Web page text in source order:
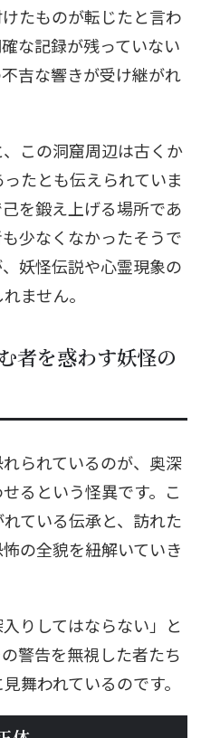
けたものが転じたと言わ
な記録が残っていない
吉な響きが受け継がれ
この洞窟周辺は古くか
たとも伝えられていま
を鍛え上げる場所であ
少なくなかったそうで
妖怪伝説や心霊現象の
ません。
者を惑わす妖怪の
られているのが、奥深
るという怪異です。こ
ている伝承と、訪れた
の全貌を紐解いていき
りしてはならない」と
警告を無視した者たち
舞われているのです。